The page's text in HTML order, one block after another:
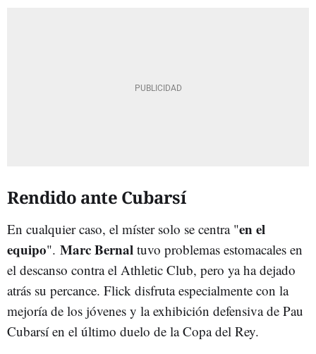
Rendido ante Cubarsí
En cualquier caso, el míster solo se centra "en el
equipo". Marc Bernal tuvo problemas estomacales en
el descanso contra el Athletic Club, pero ya ha dejado
atrás su percance. Flick disfruta especialmente con la
mejoría de los jóvenes y la exhibición defensiva de Pau
Cubarsí en el último duelo de la Copa del Rey.